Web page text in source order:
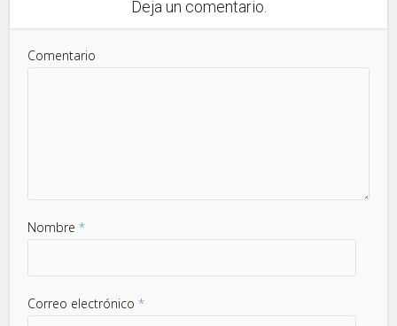
Deja un comentario.
Comentario
Nombre*
Correo electrónico*